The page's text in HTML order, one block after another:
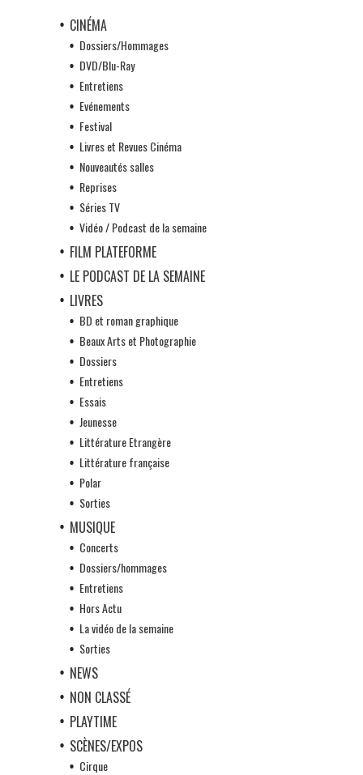
CINÉMA
Dossiers/Hommages
DVD/Blu-Ray
Entretiens
Evénements
Festival
Livres et Revues Cinéma
Nouveautés salles
Reprises
Séries TV
Vidéo / Podcast de la semaine
FILM PLATEFORME
LE PODCAST DE LA SEMAINE
LIVRES
BD et roman graphique
Beaux Arts et Photographie
Dossiers
Entretiens
Essais
Jeunesse
Littérature Etrangère
Littérature française
Polar
Sorties
MUSIQUE
Concerts
Dossiers/hommages
Entretiens
Hors Actu
La vidéo de la semaine
Sorties
NEWS
NON CLASSÉ
PLAYTIME
SCÈNES/EXPOS
Cirque